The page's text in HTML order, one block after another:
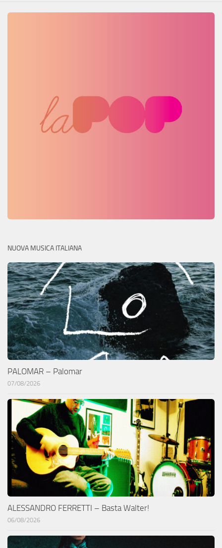
NUOVA MUSICA ITALIANA
PALOMAR – Palomar
07/08/2026
ALESSANDRO FERRETTI – Basta Walter!
06/08/2026